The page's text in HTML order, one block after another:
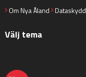
Om Nya Åland Dataskydd
Välj tema